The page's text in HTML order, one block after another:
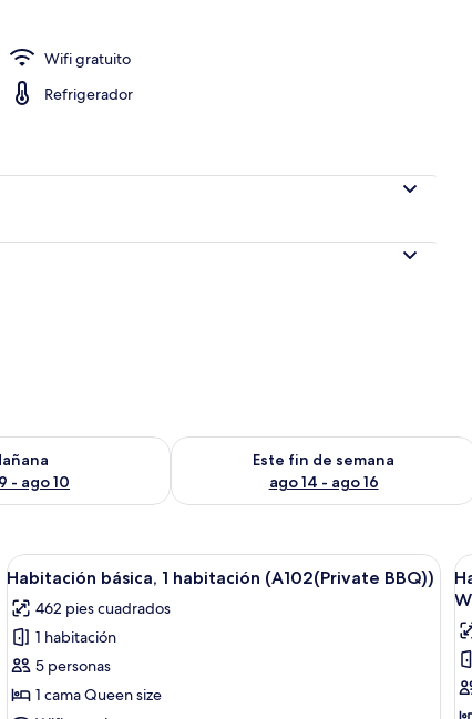
Wifi gratuito
Refrigerador
- ago 10
para mañana ago 9 - ago 10
Este fin de semana
ago 14 - ago 16
Consulta la disponibilidad para este
Abrir
todas
las
fotos
de
Habitación
9
Habitación básica, 1 habitación (A102(Private BBQ))
462 pies cuadrados
1 habitación
5 personas
1 cama Queen size